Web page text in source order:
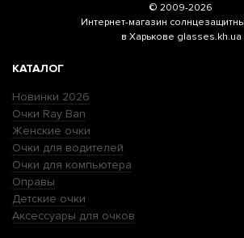
© 2009-2026
Интернет-магазин
в Харькове glasses.kh.ua
КАТАЛОГ
Новинки 2026
Очки Ray Ban
Женские очки
Очки для водителей
Очки для компьютера
Оправы
Детские очки
Аксессуары для очков